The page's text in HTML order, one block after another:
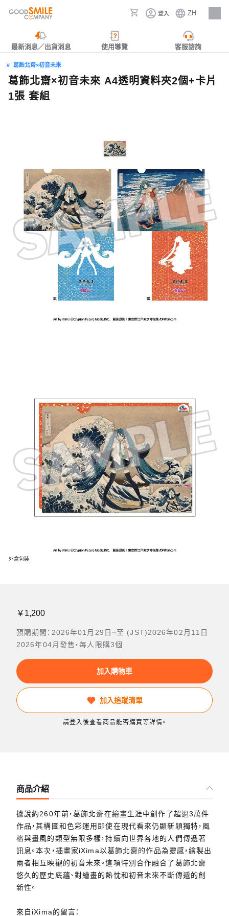
登入 ZH
人才招募
最新消息／出貨消息 使用導覽 客服諮詢
葛飾北齋×初音未來
葛飾北齋×初音未來 A4透明資料夾2個+卡片
1張 套組
外盒包裝
￥1,200
預購期間：2026年01月29日~至 (JST)2026年02月11日
2026年04月發售・每人限購3個
加入購物車
加入追蹤清單
請登入後查看商品能否購買等詳情。
商品介紹
據說約260年前，葛飾北齋在繪畫生涯中創作了超過3萬件
作品，其構圖和色彩運用即使在現代看來仍顯新穎獨特，風
格與畫風的類型無限多樣，持續向世界各地的人們傳遞著
訊息。本次，插畫家iXima以葛飾北齋的作品為靈感，繪製出
兩者相互映襯的初音未來。這項特別合作融合了葛飾北齋
悠久的歷史底蘊、對繪畫的熱忱和初音未來不斷傳遞的創
新性。
來自iXima的留言：